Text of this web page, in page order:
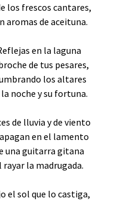
los frescos cantares,
aromas de aceituna.
en la laguna
de tus pesares,
los altares
la noche y su fortuna.
de lluvia y de viento
en el lamento
una guitarra gitana
rayar la madrugada.
el sol que lo castiga,